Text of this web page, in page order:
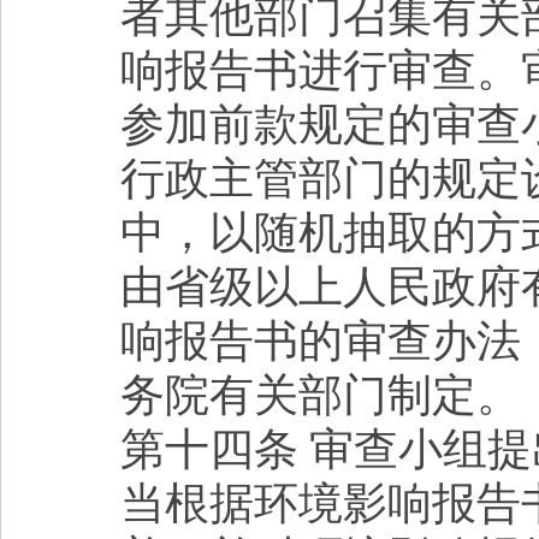
者其他部门召集有
响报告书进行审查
参加前款规定的审
行政主管部门的规
中，以随机抽取的方
由省级以上人民政
响报告书的审查办
务院有关部门制定。
第十四条 审查小组
当根据环境影响报